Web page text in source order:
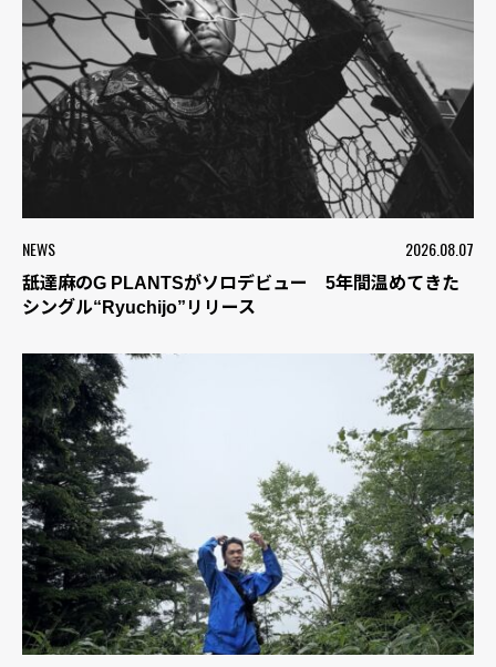
NEWS 2026.08.07
舐達麻のG PLANTSがソロデビュー 5年間温めてきた
シングル“Ryuchijo”リリース